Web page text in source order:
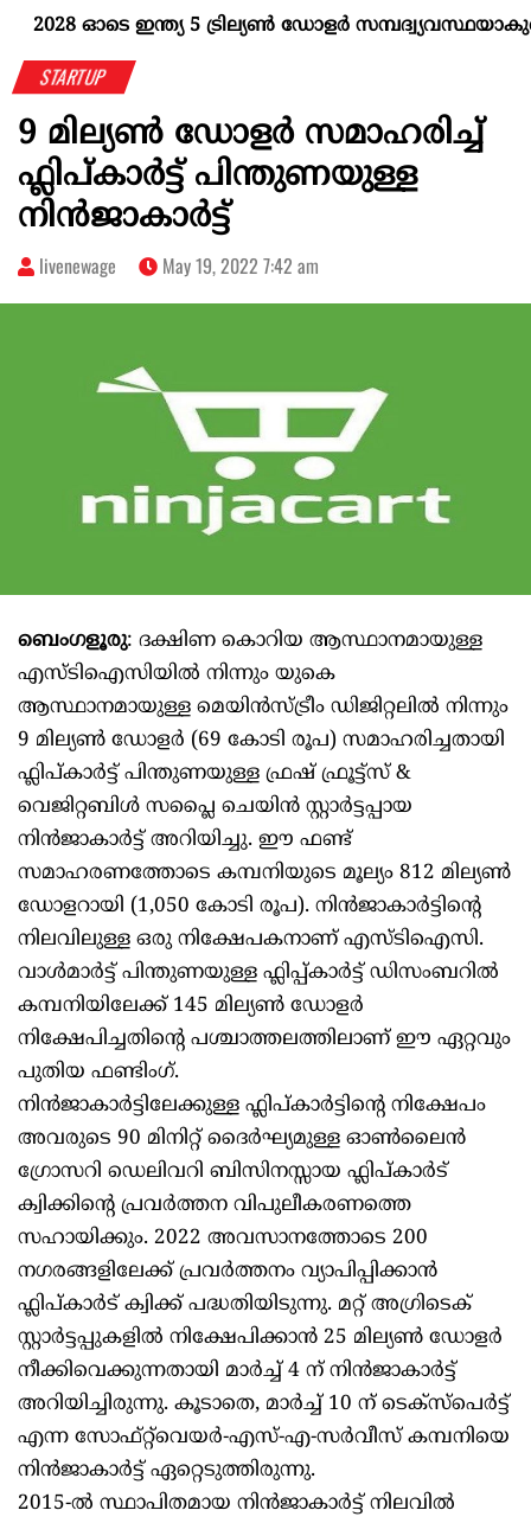
CALENDAR
KERALA @70
ഓടെ ഇന്ത്യ 5 ട്രില്യണ്‍ ഡോളര്‍
STARTUP
9 മില്യൺ ഡോളർ സമാഹരിച്ച്
ഫ്ലിപ്കാർട്ട് പിന്തുണയുള്ള
നിൻജാകാർട്ട്
livenewage May 19, 2022 7:42 am
ബെംഗളൂരു: ദക്ഷിണ കൊറിയ ആസ്ഥാനമായുള്ള
എസ്ടിഐസിയിൽ നിന്നും യുകെ
ആസ്ഥാനമായുള്ള മെയിൻസ്ട്രീം ഡിജിറ്റലിൽ നിന്നും
9 മില്യൺ ഡോളർ (69 കോടി രൂപ) സമാഹരിച്ചതായി
ഫ്ലിപ്കാർട്ട് പിന്തുണയുള്ള ഫ്രഷ് ഫ്രൂട്ട്സ് &
വെജിറ്റബിൾ സപ്ലൈ ചെയിൻ സ്റ്റാർട്ടപ്പായ
നിൻജാകാർട്ട് അറിയിച്ചു. ഈ ഫണ്ട്
സമാഹരണത്തോടെ കമ്പനിയുടെ മൂല്യം 812 മില്യൺ
ഡോളറായി (1,050 കോടി രൂപ). നിൻജാകാർട്ടിന്റെ
നിലവിലുള്ള ഒരു നിക്ഷേപകനാണ് എസ്ടിഐസി.
വാൾമാർട്ട് പിന്തുണയുള്ള ഫ്ലിപ്പ്കാർട്ട് ഡിസംബറിൽ
കമ്പനിയിലേക്ക് 145 മില്യൺ ഡോളർ
നിക്ഷേപിച്ചതിന്റെ പശ്ചാത്തലത്തിലാണ് ഈ ഏറ്റവും
പുതിയ ഫണ്ടിംഗ്.
നിൻജാകാർട്ടിലേക്കുള്ള ഫ്ലിപ്കാർട്ടിന്റെ നിക്ഷേപം
അവരുടെ 90 മിനിറ്റ് ദൈർഘ്യമുള്ള ഓൺലൈൻ
ഗ്രോസറി ഡെലിവറി ബിസിനസ്സായ ഫ്ലിപ്കാർട്
ക്വിക്കിന്റെ പ്രവർത്തന വിപുലീകരണത്തെ
സഹായിക്കും. 2022 അവസാനത്തോടെ 200
നഗരങ്ങളിലേക്ക് പ്രവർത്തനം വ്യാപിപ്പിക്കാൻ
ഫ്ലിപ്കാർട് ക്വിക്ക് പദ്ധതിയിടുന്നു. മറ്റ് അഗ്രിടെക്
സ്റ്റാർട്ടപ്പുകളിൽ നിക്ഷേപിക്കാൻ 25 മില്യൺ ഡോളർ
നീക്കിവെക്കുന്നതായി മാർച്ച് 4 ന് നിൻജാകാർട്ട്
അറിയിച്ചിരുന്നു. കൂടാതെ, മാർച്ച് 10 ന് ടെക്‌സ്‌പെർട്ട്
എന്ന സോഫ്റ്റ്‌വെയർ-എസ്-എ-സർവീസ് കമ്പനിയെ
നിൻജാകാർട്ട് ഏറ്റെടുത്തിരുന്നു.
2015-ൽ സ്ഥാപിതമായ നിൻജാകാർട്ട് നിലവിൽ